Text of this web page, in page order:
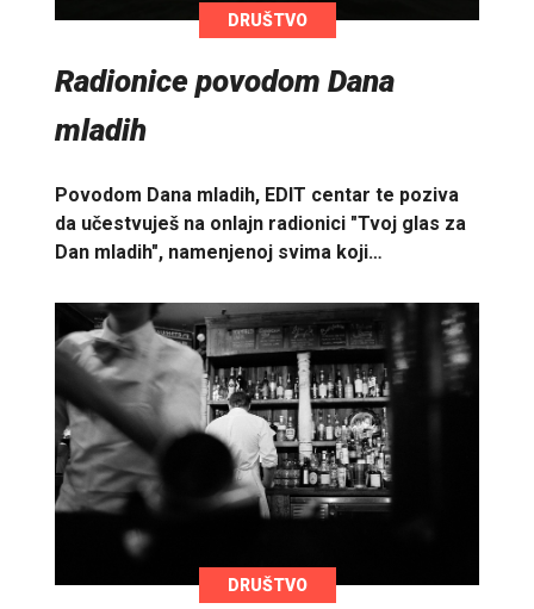
DRUŠTVO
Radionice povodom Dana
mladih
Povodom Dana mladih, EDIT centar te poziva
da učestvuješ na onlajn radionici "Tvoj glas za
Dan mladih", namenjenoj svima koji…
DRUŠTVO